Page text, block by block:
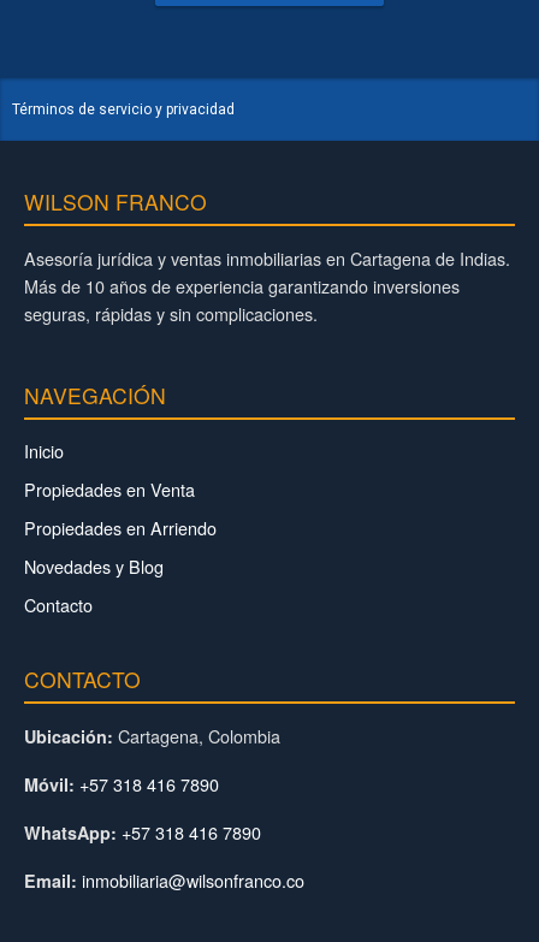
Términos de servicio y privacidad
WILSON FRANCO
Asesoría jurídica y ventas inmobiliarias en Cartagena de Indias.
Más de 10 años de experiencia garantizando inversiones
seguras, rápidas y sin complicaciones.
NAVEGACIÓN
Inicio
Propiedades en Venta
Propiedades en Arriendo
Novedades y Blog
Contacto
CONTACTO
Ubicación: Cartagena, Colombia
Móvil: +57 318 416 7890
WhatsApp: +57 318 416 7890
Email: inmobiliaria@wilsonfranco.co